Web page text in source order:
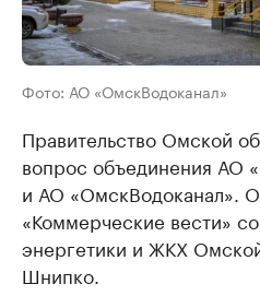
Фото: АО «ОмскВодоканал»
Правительство Омской
вопрос объединения АО
и АО «ОмскВодоканал».
«Коммерческие вести»
энергетики и ЖКХ
Шнипко.